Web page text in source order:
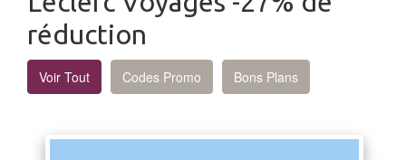
réduction
Voir Tout Codes Promo Bons Plans